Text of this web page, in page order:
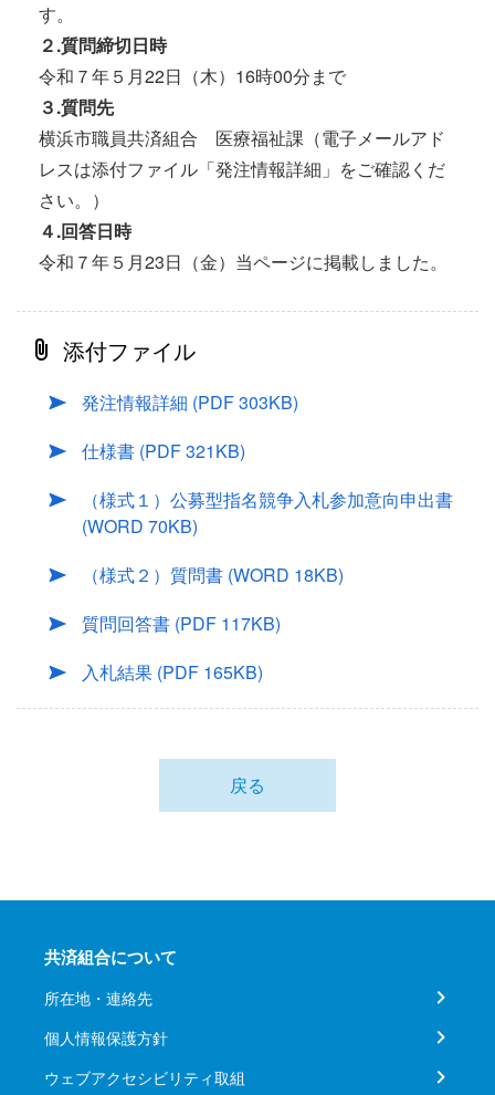
す。
２.質問締切日時
令和７年５月22日（木）16時00分まで
３.質問先
横浜市職員共済組合 医療福祉課（電子メールアド
レスは添付ファイル「発注情報詳細」をご確認くだ
さい。）
４.回答日時
令和７年５月23日（金）当ページに掲載しました。
添付ファイル
発注情報詳細 (PDF 303KB)
仕様書 (PDF 321KB)
（様式１）公募型指名競争入札参加意向申出書
(WORD 70KB)
（様式２）質問書 (WORD 18KB)
質問回答書 (PDF 117KB)
入札結果 (PDF 165KB)
戻る
共済組合について
所在地・連絡先
個人情報保護方針
ウェブアクセシビリティ取組